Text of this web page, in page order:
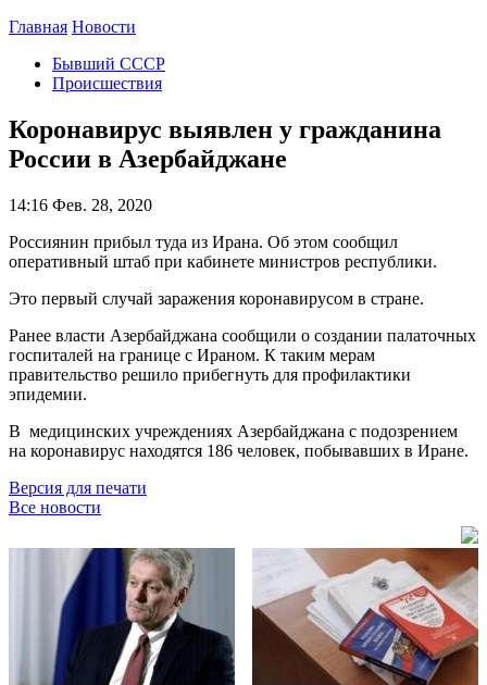
Главная Новости
Бывший СССР
Происшествия
Коронавирус выявлен у гражданина
России в Азербайджане
14:16 Фев. 28, 2020
Россиянин прибыл туда из Ирана. Об этом сообщил
оперативный штаб при кабинете министров республики.
Это первый случай заражения коронавирусом в стране.
Ранее власти Азербайджана сообщили о создании палаточных
госпиталей на границе с Ираном. К таким мерам
правительство решило прибегнуть для профилактики
эпидемии.
В медицинских учреждениях Азербайджана с подозрением
на коронавирус находятся 186 человек, побывавших в Иране.
Версия для печати
Все новости